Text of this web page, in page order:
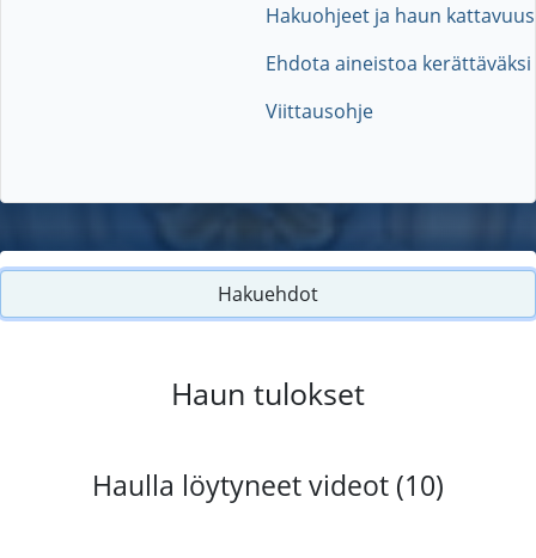
Hakuohjeet ja haun kattavuus
Ehdota aineistoa kerättäväksi
Viittausohje
Hakuehdot
Haun tulokset
Haulla löytyneet videot (10)